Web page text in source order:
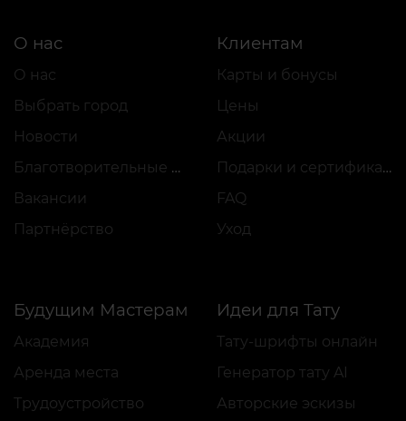
О нас
О нас
Выбрать город
Новости
Благотворительные проекты
Вакансии
Партнёрство
Клиентам
Карты и бонусы
Цены
Акции
Подарки и сертификаты
FAQ
Уход
Будущим Мастерам
Академия
Аренда места
Трудоустройство
Идеи для Тату
Тату-шрифты онлайн
Генератор тату AI
Авторские эскизы